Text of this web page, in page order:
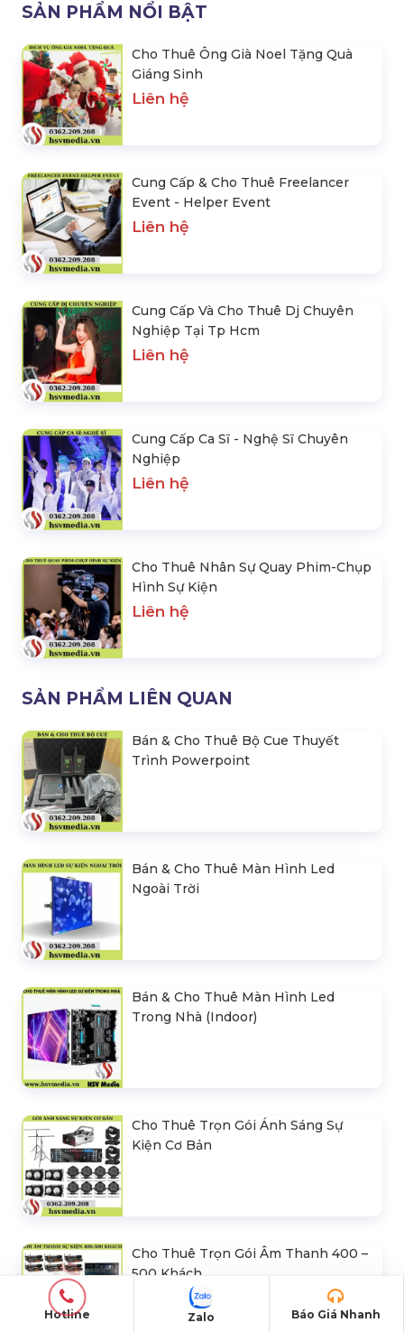
SẢN PHẨM NỔI BẬT
Cho Thuê Ông Già Noel Tặng Quà
Giáng Sinh
Liên hệ
Cung Cấp & Cho Thuê Freelancer
Event - Helper Event
Liên hệ
Cung Cấp Và Cho Thuê Dj Chuyên
Nghiệp Tại Tp Hcm
Liên hệ
Cung Cấp Ca Sĩ - Nghệ Sĩ Chuyên
Nghiệp
Liên hệ
Cho Thuê Nhân Sự Quay Phim-Chụp
Hình Sự Kiện
Liên hệ
SẢN PHẨM LIÊN QUAN
Bán & Cho Thuê Bộ Cue Thuyết
Trình Powerpoint
Bán & Cho Thuê Màn Hình Led
Ngoài Trời
Bán & Cho Thuê Màn Hình Led
Trong Nhà (Indoor)
Cho Thuê Trọn Gói Ánh Sáng Sự
Kiện Cơ Bản
Cho Thuê Trọn Gói Âm Thanh 400 –
500 Khách
Hotline Báo Giá Nhanh
Zalo